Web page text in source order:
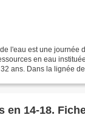
l'eau est une journée
en eau
ans. Dans la lignée
en 14-18.